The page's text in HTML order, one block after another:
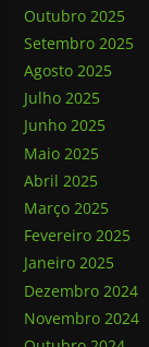
Outubro 2025
Setembro 2025
Agosto 2025
Julho 2025
Junho 2025
Maio 2025
Abril 2025
Março 2025
Fevereiro 2025
Janeiro 2025
Dezembro 2024
Novembro 2024